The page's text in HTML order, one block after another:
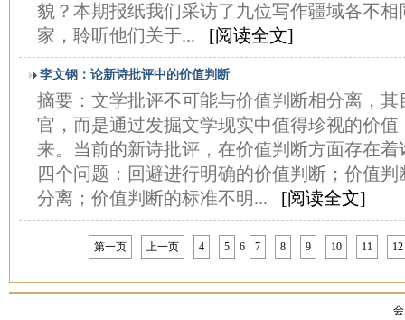
貌？本期报纸我们采访了九位写作疆域各不
家，聆听他们关于... [阅读全文]
李文钢：论新诗批评中的价值判断
摘要：文学批评不可能与价值判断相分离，
官，而是通过发掘文学现实中值得珍视的价
来。当前的新诗批评，在价值判断方面存在
四个问题：回避进行明确的价值判断；价值
分离；价值判断的标准不明... [阅读全文]
第一页 上一页 4 5 6 7 8 9 10 11 12